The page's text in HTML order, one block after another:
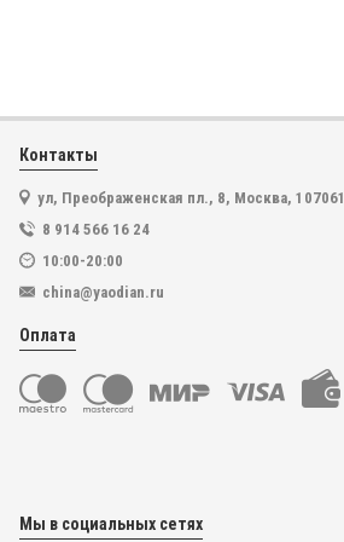
Контакты
ул, Преображенская пл., 8, Москва, 107061
8 914 566 16 24
10:00-20:00
china@yaodian.ru
Оплата
Мы в социальных сетях